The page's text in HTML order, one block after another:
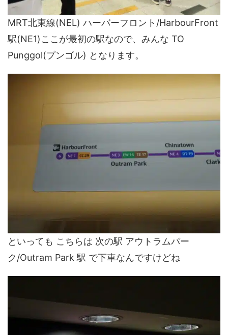
MRT北東線(NEL) ハーバーフロント/HarbourFront
駅(NE1)ここが最初の駅なので、みんな TO
Punggol(プンゴル) となります。
といっても こちらは 次の駅 アウトラムパー
ク/Outram Park 駅 で下車なんですけどね